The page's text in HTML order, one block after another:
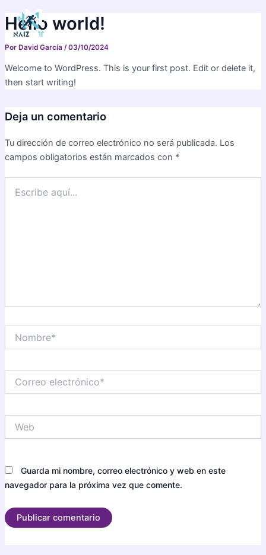
contenido
Hello world!
Por David García /03/10/2024
Welcome to WordPress. This is your first post. Edit or delete it,
then start writing!
Deja un comentario
Tu dirección de correo electrónico no será publicada. Los
campos obligatorios están marcados con *
aquí...
electrónico*
Guarda mi nombre, correo electrónico y web en este
navegador para la próxima vez que comente.